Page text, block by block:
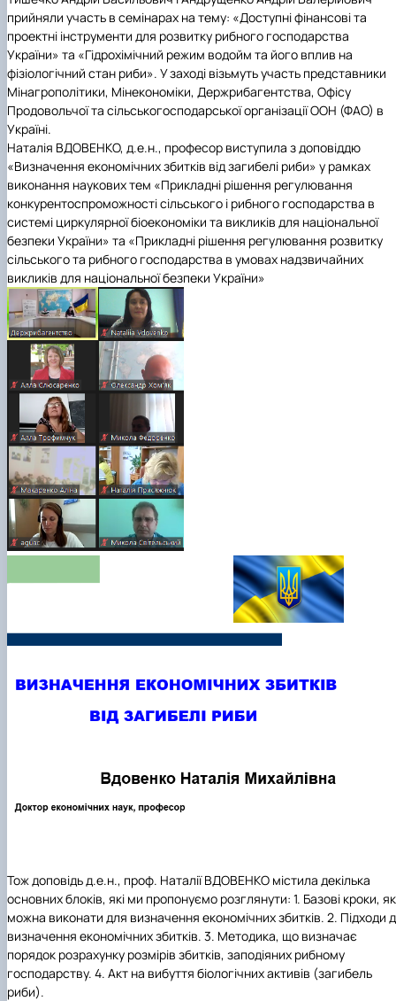
Сторінка аспіранта
прийняли участь в семінарах на тему: «Доступні фінансові та
проектні інструменти для розвитку рибного господарства
України» та «Гідрохімічний режим водойм та його вплив на
фізіологічний стан риби». У заході візьмуть участь представники
Мінагрополітики, Мінекономіки, Держрибагентства, Офісу
Продовольчої та сільськогосподарської організації ООН (ФАО) в
Україні.
Наталія ВДОВЕНКО, д.е.н., професор виступила з доповіддю
«Визначення економічних збитків від загибелі риби» у рамках
виконання наукових тем «Прикладні рішення регулювання
конкурентоспроможності сільського і рибного господарства в
системі циркулярної біоекономіки та викликів для національної
безпеки України» та «Прикладні рішення регулювання розвитку
сільського та рибного господарства в умовах надзвичайних
викликів для національної безпеки України»
Тож доповідь д.е.н., проф. Наталії ВДОВЕНКО містила декілька
основних блоків, які ми пропонуємо розглянути: 1. Базові кроки,
можна виконати для визначення економічних збитків. 2. Підходи
визначення економічних збитків. 3. Методика, що визначає
порядок розрахунку розмірів збит­ків, заподіяних рибному
господарству. 4. Акт на вибуття біологічних активів (загибель
риби).